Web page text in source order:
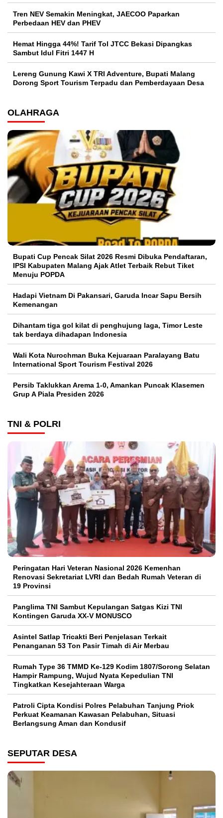
Tren NEV Semakin Meningkat, JAECOO Paparkan
Perbedaan HEV dan PHEV
Hemat Hingga 44%! Tarif Tol JTCC Bekasi Dipangkas
Sambut Idul Fitri 1447 H
Lereng Gunung Kawi X TRI Adventure, Bupati Malang
Dorong Sport Tourism Terpadu dan Pemberdayaan Desa
OLAHRAGA
Bupati Cup Pencak Silat 2026 Resmi Dibuka Pendaftaran,
IPSI Kabupaten Malang Ajak Atlet Terbaik Rebut Tiket
Menuju POPDA
Hadapi Vietnam Di Pakansari, Garuda Incar Sapu Bersih
Kemenangan
Dihantam tiga gol kilat di penghujung laga, Timor Leste
tak berdaya dihadapan Indonesia
Wali Kota Nurochman Buka Kejuaraan Paralayang Batu
International Sport Tourism Festival 2026
Persib Taklukkan Arema 1-0, Amankan Puncak Klasemen
Grup A Piala Presiden 2026
TNI & POLRI
Peringatan Hari Veteran Nasional 2026 Kemenhan
Renovasi Sekretariat LVRI dan Bedah Rumah Veteran di
19 Provinsi
Panglima TNI Sambut Kepulangan Satgas Kizi TNI
Kontingen Garuda XX-V MONUSCO
Asintel Satlap Tricakti Beri Penjelasan Terkait
Penanganan 53 Ton Pasir Timah di Air Merbau
Rumah Type 36 TMMD Ke-129 Kodim 1807/Sorong Selatan
Hampir Rampung, Wujud Nyata Kepedulian TNI
Tingkatkan Kesejahteraan Warga
Patroli Cipta Kondisi Polres Pelabuhan Tanjung Priok
Perkuat Keamanan Kawasan Pelabuhan, Situasi
Berlangsung Aman dan Kondusif
SEPUTAR DESA